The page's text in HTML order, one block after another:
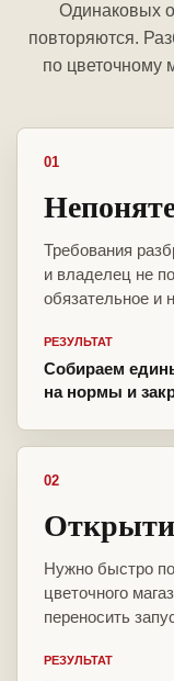
Одинаковых
повторяются.
по цветочному
01
Требования
и владелец не
обязательное и
РЕЗУЛЬТАТ
Собираем
на нормы и
02
Нужно быстро
цветочного
переносить
РЕЗУЛЬТАТ